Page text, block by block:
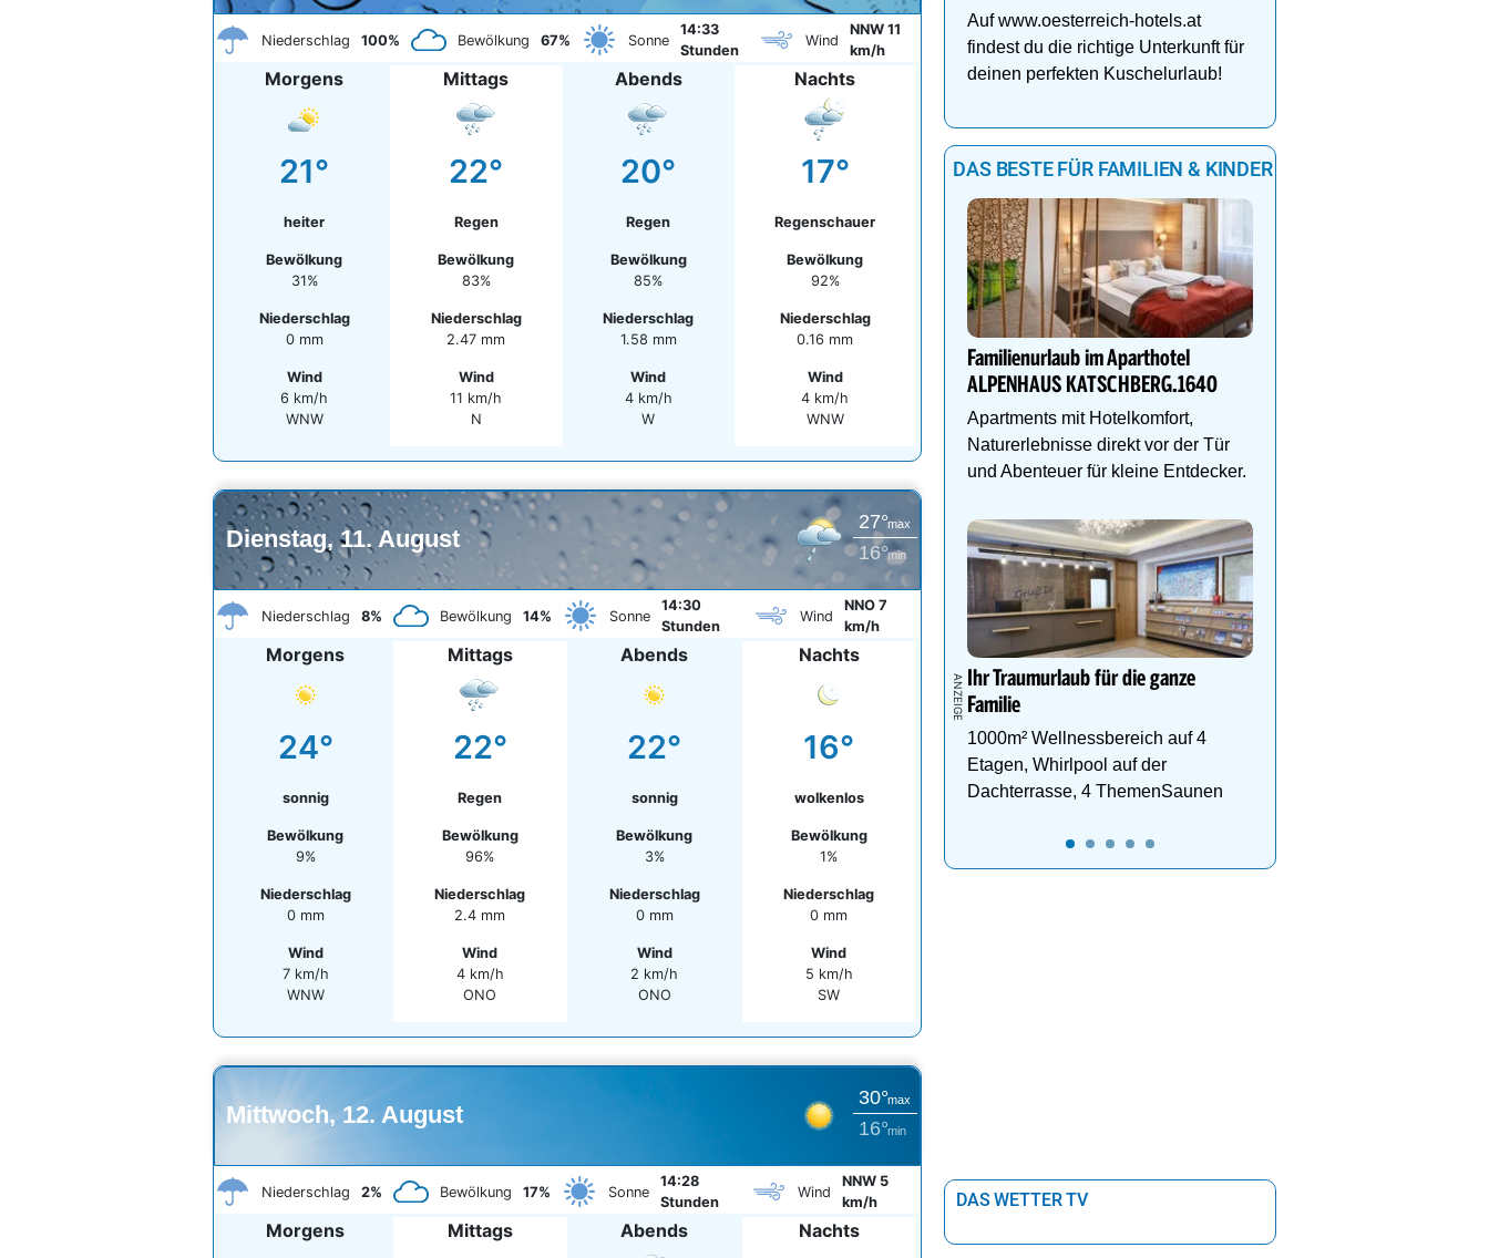
Niederschlag 100% Bewölkung 67% Sonne
14:33
Stunden
Wind
NNW 11
km/h
Morgens
21°
heiter
Bewölkung
31%
Niederschlag
0 mm
Wind
6 km/h
WNW
Mittags
22°
Regen
Bewölkung
83%
Niederschlag
2.47 mm
Wind
11 km/h
N
Abends
20°
Regen
Bewölkung
85%
Niederschlag
1.58 mm
Wind
4 km/h
W
Nachts
17°
Regenschauer
Bewölkung
92%
Niederschlag
0.16 mm
Wind
4 km/h
WNW
Dienstag, 11. August
27°max
16°min
Niederschlag 8% Bewölkung 14% Sonne
14:30
Stunden
Wind
NNO 7
km/h
Morgens
24°
sonnig
Bewölkung
9%
Niederschlag
0 mm
Wind
7 km/h
WNW
Mittags
22°
Regen
Bewölkung
96%
Niederschlag
2.4 mm
Wind
4 km/h
ONO
Abends
22°
sonnig
Bewölkung
3%
Niederschlag
0 mm
Wind
2 km/h
ONO
Nachts
16°
wolkenlos
Bewölkung
1%
Niederschlag
0 mm
Wind
5 km/h
SW
Mittwoch, 12. August
30°max
16°min
Niederschlag 2% Bewölkung 17% Sonne
14:28
Stunden
Wind
NNW 5
km/h
Morgens Mittags Abends Nachts
Auf www.oesterreich-hotels.at
findest du die richtige Unterkunft für
deinen perfekten Kuschelurlaub!
DAS BESTE FÜR FAMILIEN & KINDER
Familienurlaub im Aparthotel
ALPENHAUS KATSCHBERG.1640
Apartments mit Hotelkomfort,
Naturerlebnisse direkt vor der Tür
und Abenteuer für kleine Entdecker.
Ihr Traumurlaub für die ganze
Familie
1000m² Wellnessbereich auf 4
Etagen, Whirlpool auf der
Dachterrasse, 4 ThemenSaunen
DAS WETTER TV